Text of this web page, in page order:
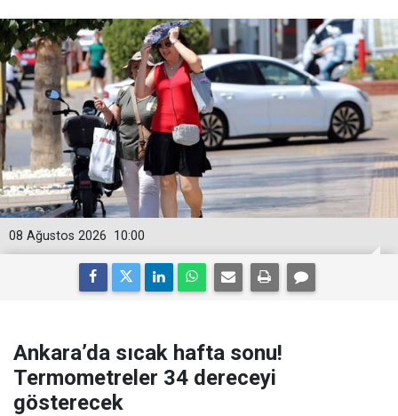
10:00
08 Ağustos 2026
Ankara’da sıcak hafta sonu!
Termometreler 34 dereceyi
gösterecek